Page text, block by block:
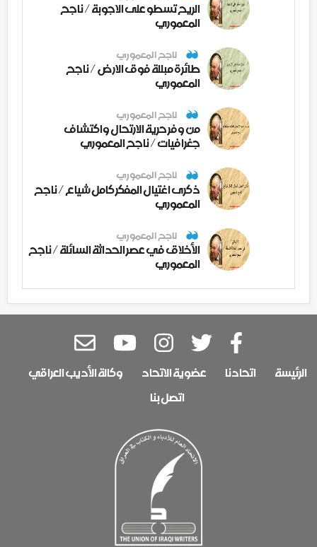
الريح تسطو على الاجوبة / ناجح
المعموري
ناجح المعموري
طائرة مبللة فوق الارض / ناجح
المعموري
ناجح المعموري
من وفر حرية الارتحال واكتشاف
جغرافيات / ناجح المعموري
ناجح المعموري
ذكرى اغتيال المفكر كامل شياع / ناجح
المعموري
ناجح المعموري
الأخلاق في عصر الحداثة السائلة / ناجح
المعموري
الرئيسة اتحادنا عضوية الاتحاد
وكالة الأديب العراقي
اتصل بنا